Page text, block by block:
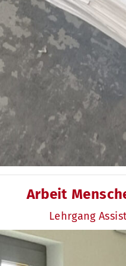
Arbeit
Lehrgang